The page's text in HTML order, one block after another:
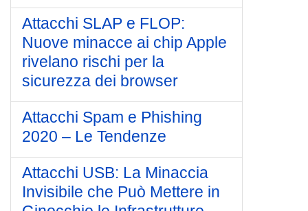
Attacchi SLAP e FLOP:
Nuove minacce ai chip Apple
rivelano rischi per la
sicurezza dei browser
Attacchi Spam e Phishing
2020 – Le Tendenze
Attacchi USB: La Minaccia
Invisibile che Può Mettere in